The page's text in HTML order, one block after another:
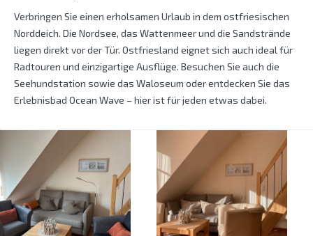
Verbringen Sie einen erholsamen Urlaub in dem ostfriesischen
Norddeich. Die Nordsee, das Wattenmeer und die Sandstrände
liegen direkt vor der Tür. Ostfriesland eignet sich auch ideal für
Radtouren und einzigartige Ausflüge. Besuchen Sie auch die
Seehundstation sowie das Waloseum oder entdecken Sie das
Erlebnisbad Ocean Wave – hier ist für jeden etwas dabei.